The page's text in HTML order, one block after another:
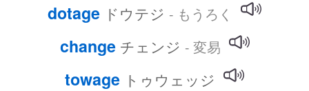
dotage ドウテジ - もうろく
change チェンジ - 変易
towage トゥウェッジ